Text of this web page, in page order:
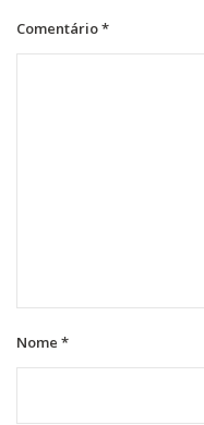
Comentário*
Nome *